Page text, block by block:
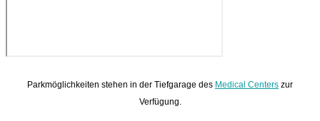
Parkmöglichkeiten stehen in der Tiefgarage des Medical Centers zur
Verfügung.